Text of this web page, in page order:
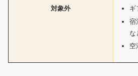
対象外
ギ
宿
な
空